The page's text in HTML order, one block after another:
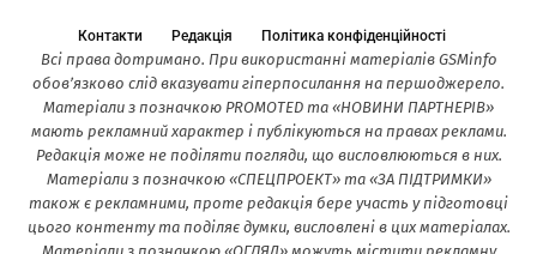
Контакти Редакція Політика конфіденційності
Всі права дотримано. При використанні матеріалів GSMinfo
обов’язково слід вказувати гіперпосилання на першоджерело.
Матеріали з позначкою PROMOTED та «НОВИНИ ПАРТНЕРІВ»
мають рекламний характер і публікуються на правах реклами.
Редакція може не поділяти погляди, що висловлюються в них.
Матеріали з позначкою «СПЕЦПРОЕКТ» та «ЗА ПІДТРИМКИ»
також є рекламними, проте редакція бере участь у підготовці
цього контенту та поділяє думки, висловлені в цих матеріалах.